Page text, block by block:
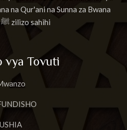
na Qur'ani na Sunna za Bwana
Mtume ﷺ zilizo sahihi
vya Tovuti
USHIA